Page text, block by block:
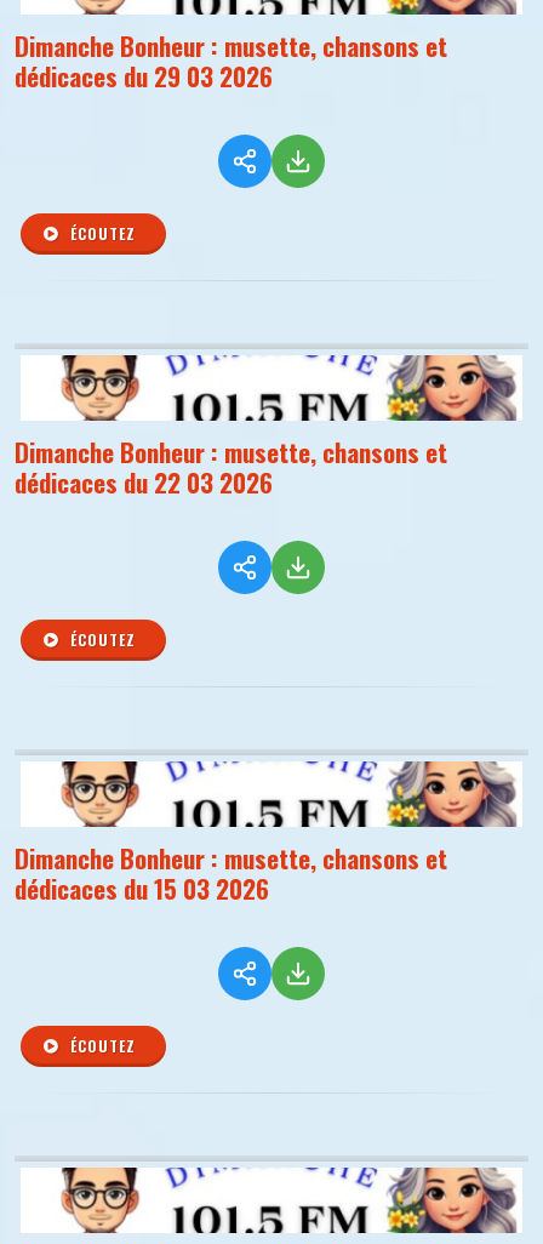
Dimanche Bonheur : musette, chansons et
dédicaces du 29 03 2026
ÉCOUTEZ
Dimanche Bonheur : musette, chansons et
dédicaces du 22 03 2026
ÉCOUTEZ
Dimanche Bonheur : musette, chansons et
dédicaces du 15 03 2026
ÉCOUTEZ